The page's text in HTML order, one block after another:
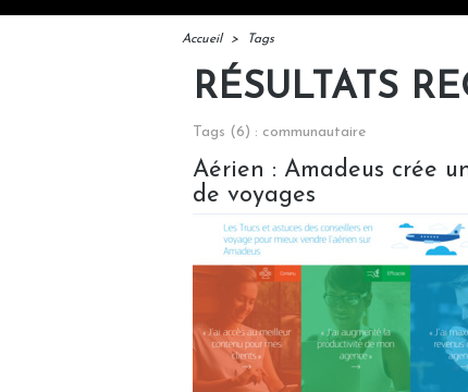
Accueil > Tags
RÉSULTATS
Tags (6) : communautaire
Aérien : Amadeus crée
de voyages